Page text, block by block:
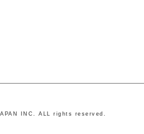
INC. ALL rights reserved.